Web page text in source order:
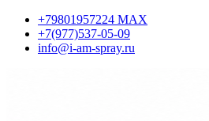
+79801957224 МАХ
+7(977)537-05-09
info@i-am-spray.ru